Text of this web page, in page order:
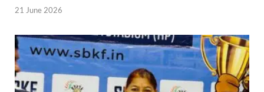
21 June 2026